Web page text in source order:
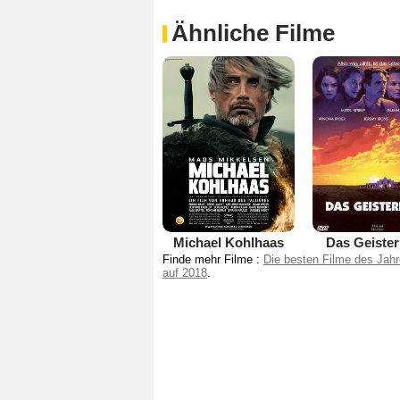
Ähnliche Filme
Michael Kohlhaas Das
Finde mehr Filme : Die besten Filme des
auf 2018